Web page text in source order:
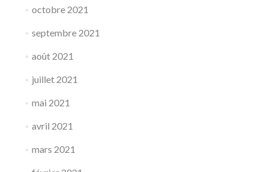
octobre 2021
septembre 2021
août 2021
juillet 2021
mai 2021
avril 2021
mars 2021